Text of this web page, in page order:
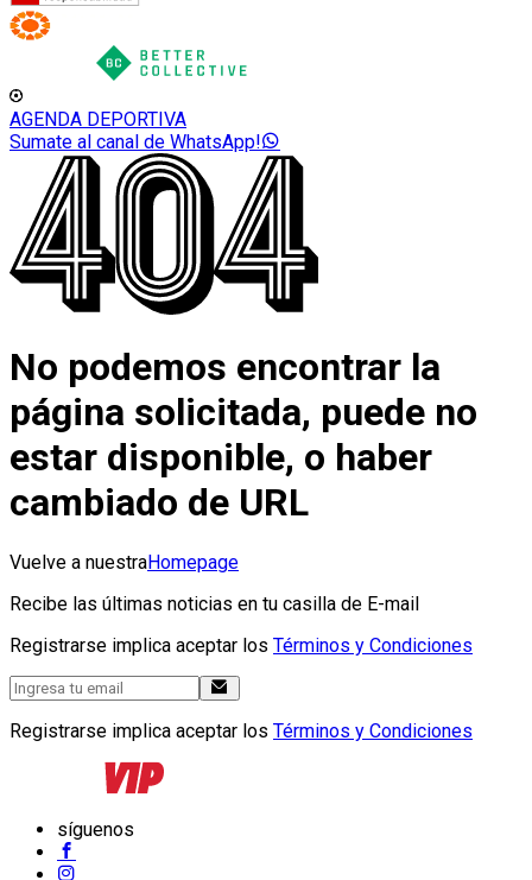
AGENDA DEPORTIVA
Sumate al canal de WhatsApp!
No podemos encontrar la
página solicitada, puede no
estar disponible, o haber
cambiado de URL
Vuelve a nuestraHomepage
Recibe las últimas noticias en tu casilla de E-mail
Registrarse implica aceptar los Términos y Condiciones
Registrarse implica aceptar los Términos y Condiciones
síguenos